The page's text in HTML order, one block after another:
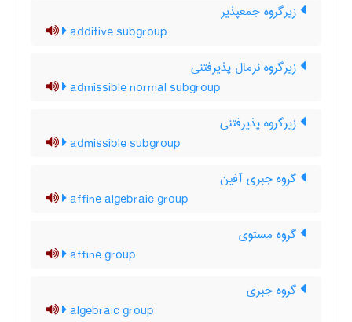
زیرگروه جمعپذیر
additive subgroup
زیرگروه نرمال پذیرفتنی
admissible normal subgroup
زیرگروه پذیرفتنی
admissible subgroup
گروه جبری آفین
affine algebraic group
گروه مستوی
affine group
گروه جبری
algebraic group